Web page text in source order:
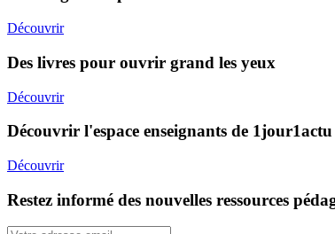
Découvrir
Des livres pour ouvrir grand les yeux
Découvrir
Découvrir l'espace enseignants de 1jour1actu
Découvrir
Restez informé des nouvelles ressources